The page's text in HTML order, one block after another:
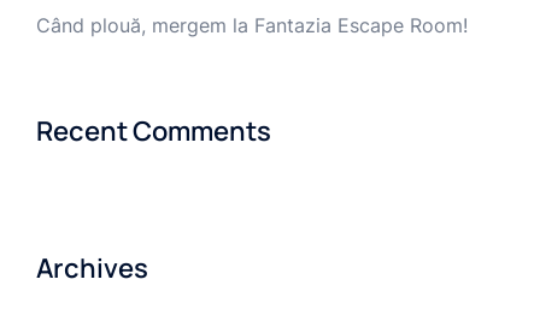
Când plouă, mergem la Fantazia Escape Room!
Recent Comments
Archives